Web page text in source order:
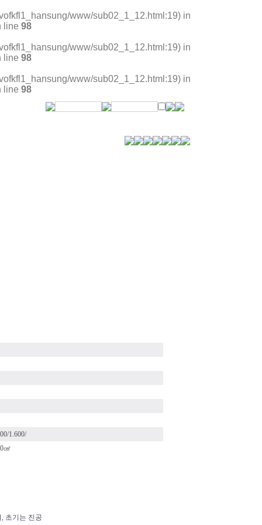
www/sub02_1_12.html:19) in
line 98
www/sub02_1_12.html:19) in
line 98
www/sub02_1_12.html:19) in
line 98
1.600/
㎤
초기는 진공